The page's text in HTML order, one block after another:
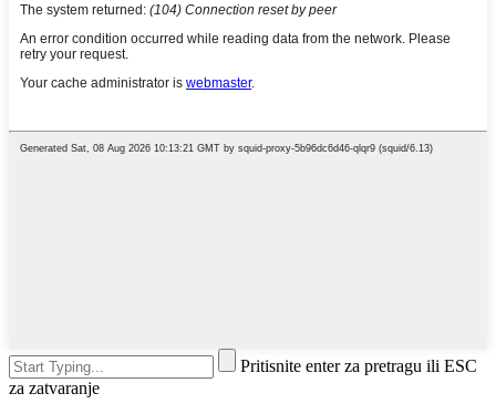
Pritisnite enter za pretragu ili ESC
za zatvaranje